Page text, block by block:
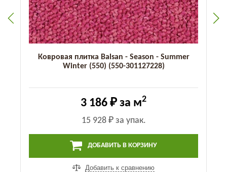
Ковровая плитка Balsan - Season - Summer
Winter (550) (550-301127228)
3 186 ₽ за м2
15 928 ₽за упак.
ДОБАВИТЬ В КОРЗИНУ
Добавить к сравнению